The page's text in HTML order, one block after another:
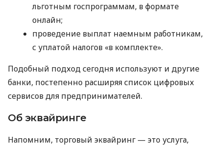
льготным госпрограммам, в формате
онлайн;
проведение выплат наемным работникам,
с уплатой налогов «в комплекте».
Подобный подход сегодня используют и другие
банки, постепенно расширяя список цифровых
сервисов для предпринимателей.
Об эквайринге
Напомним, торговый эквайринг — это услуга,